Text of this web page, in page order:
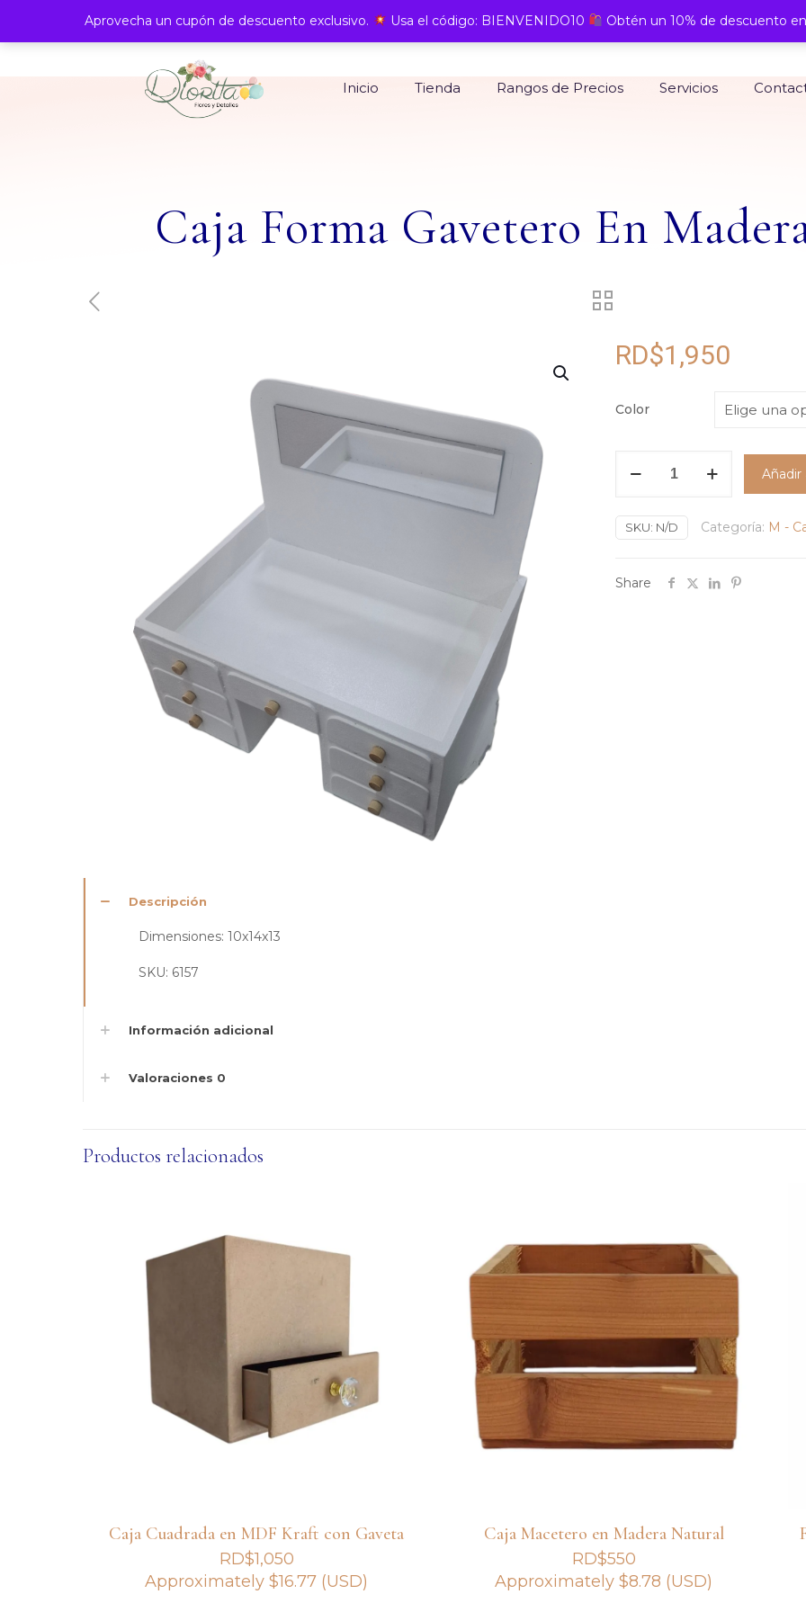
Inicio Tienda Rangos de Precios Servicios
Caja Forma Gavetero En
RD$1,950
Color
En
Añadir
SKU: N/D Categoría: M -
Share
Descripción
Dimensiones: 10x14x13
SKU: 6157
Información adicional
Valoraciones 0
Productos relacionados
Caja Cuadrada en MDF Kraft con Gaveta
RD$1,050
Approximately$16.77 (USD)
Caja Macetero en Madera Natural
RD$550
Approximately$8.78 (USD)
Aprovecha un cupón de descuento exclusivo. Usa el código: BIENVENIDO10 Obtén un 10% de descuento